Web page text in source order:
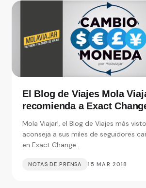
El Blog de Viajes Mola
recomienda a Exact
Mola Viajar!, el Blog de Viajes más
aconseja a sus miles de seguidores
en Exact Change..
NOTAS DE PRENSA 15 MAR 2018